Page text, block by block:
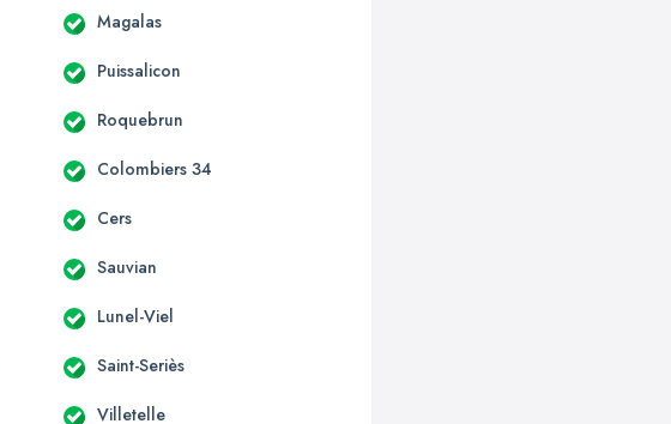
Magalas
Puissalicon
Roquebrun
Colombiers 34
Cers
Sauvian
Lunel-Viel
Saint-Seriès
Villetelle